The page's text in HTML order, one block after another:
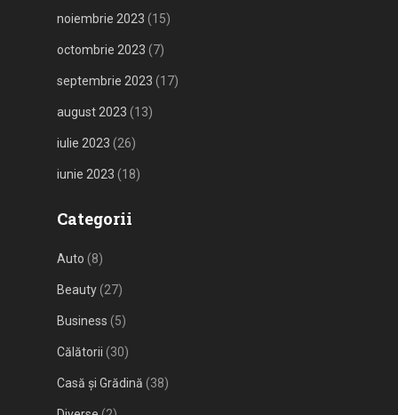
noiembrie 2023 (15)
octombrie 2023 (7)
septembrie 2023 (17)
august 2023 (13)
iulie 2023 (26)
iunie 2023 (18)
Categorii
Auto (8)
Beauty(27)
Business (5)
Călătorii (30)
Casă și Grădină (38)